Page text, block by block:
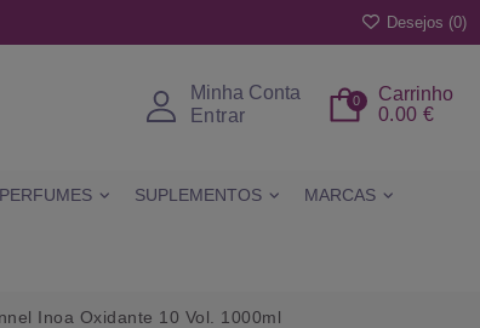
Desejos (0)
Minha Conta
Entrar
Carrinho
0
0.00 €
PERFUMES SUPLEMENTOS MARCAS
Inoa Oxidante 10 Vol. 1000ml